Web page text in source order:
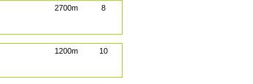
2700m 8
1200m 10